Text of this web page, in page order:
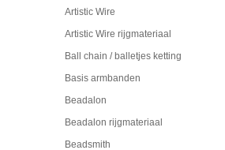
Artistic Wire
Artistic Wire rijgmateriaal
Ball chain / balletjes ketting
Basis armbanden
Beadalon
Beadalon rijgmateriaal
Beadsmith